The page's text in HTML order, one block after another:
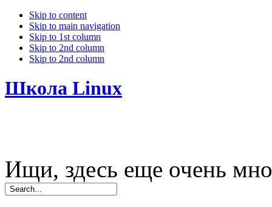
Skip to content
Skip to main navigation
Skip to 1st column
Skip to 2nd column
Skip to 2nd column
Школа Linux
Ищи, здесь еще очень